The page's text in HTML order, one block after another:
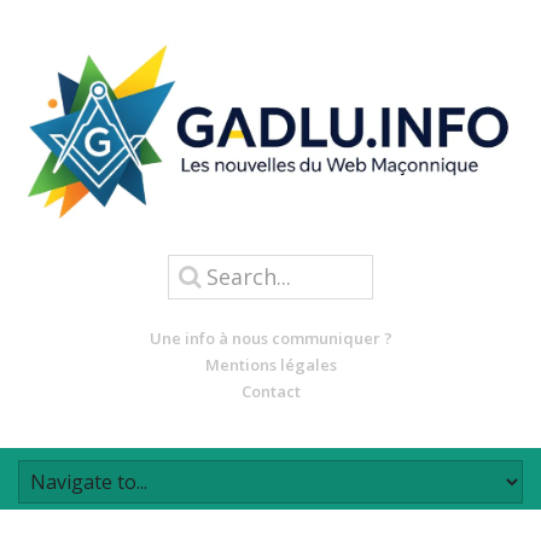
Une info à nous communiquer ?
Mentions légales
Contact